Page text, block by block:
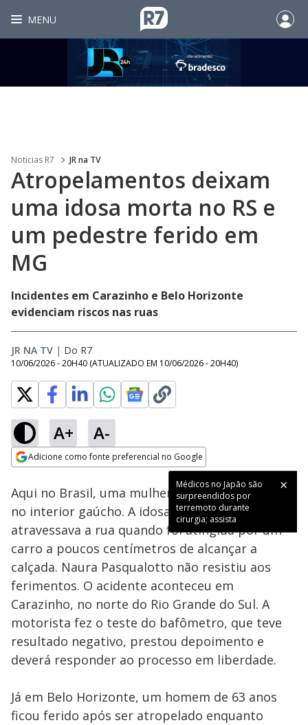
MENU
Noticias R7 JR na TV
Atropelamentos deixam
uma idosa morta no RS e
um pedestre ferido em
MG
Incidentes em Carazinho e Belo Horizonte
evidenciam riscos nas ruas
JR NA TV | Do R7
10/06/2026 - 20H40 (ATUALIZADO EM 10/06/2026 - 20H40)
A+ A-
Adicione como fonte preferencial no Google
Médicos no Japão são
surpreendidos por
terremoto durante
cirurgia; assista
Ativar
100.00%
Aqui no Brasil, uma mulher morreu atropelada
no interior gaúcho. A idosa, de 90 anos,
atravessava a rua quando foi atingida por um
carro a poucos centímetros de alcançar a
calçada. Naura Pasqualotto não resistiu aos
ferimentos. O acidente aconteceu em
Carazinho, no norte do Rio Grande do Sul. A
motorista fez o teste do bafômetro, que teve
resultado negativo, prestou depoimento e
deverá responder ao processo em liberdade.
Já em Belo Horizonte, um homem de 63 anos
ficou ferido após ser atropelado enquanto